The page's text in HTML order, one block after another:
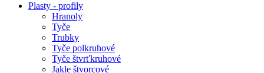
Plasty - profily
Hranoly
Tyče
Trubky
Tyče polkruhové
Tyče štvrťkruhové
Jakle štvorcové